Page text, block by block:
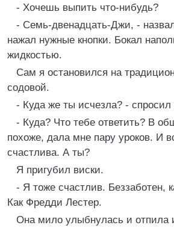
- Хочешь выпить что-нибудь?
- Семь-двенадцать-Джи, -
нажал нужные кнопки. Бокал
жидкостью.
Сам я остановился на
содовой.
- Куда же ты исчезла? -
- Куда? Что тебе ответить? В
похоже, дала мне пару уроков. И
счастлива. А ты?
Я пригубил виски.
- Я тоже счастлив. Беззаботен,
Как Фредди Лестер.
Она мило улыбнулась и отпила